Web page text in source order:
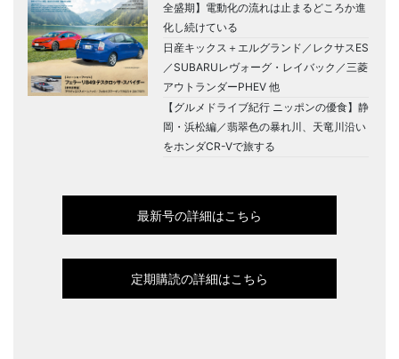
全盛期】電動化の流れは止まるどころか進
化し続けている
日産キックス＋エルグランド／レクサスES
／SUBARUレヴォーグ・レイバック／三菱
アウトランダーPHEV 他
【グルメドライブ紀行 ニッポンの優食】静
岡・浜松編／翡翠色の暴れ川、天竜川沿い
をホンダCR-Vで旅する
最新号の詳細はこちら
定期購読の詳細はこちら